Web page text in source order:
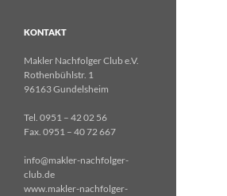
KONTAKT
Makler Nachfolger Club e.V.
Rothenbühlstr. 1
96163 Gundelsheim
Tel. 0951 – 42 02 56
Fax. 0951 – 40 72 667
info@makler-nachfolger-
club.de
www.makler-nachfolger-